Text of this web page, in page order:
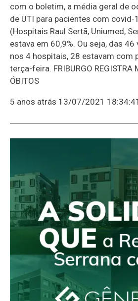
com o boletim, a média geral de
de UTI para pacientes com covid-
(Hospitais Raul Sertã, Uniumed,
estava em 60,9%. Ou seja, das
nos 4 hospitais, 28 estavam com
terça-feira. FRIBURGO REGISTRA
ÓBITOS
5 anos atrás 13/07/2021 18:34:41